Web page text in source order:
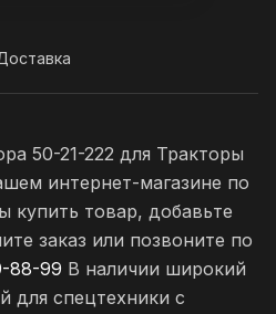
50-21-222 для Тракторы
интернет-магазине по
купить товар, добавьте
заказ или позвоните по
88-99 В наличии широкий
для спецтехники с